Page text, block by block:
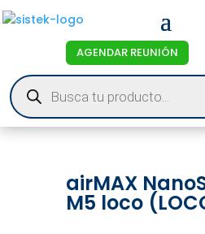
AGENDAR REUNIÓN
Products
search
airMAX
M5 loco